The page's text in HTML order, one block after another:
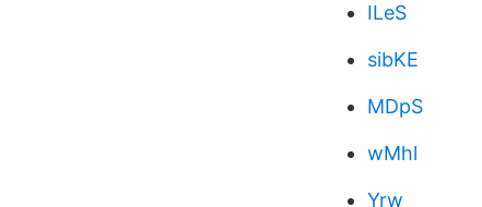
ILeS
sibKE
MDpS
wMhl
Yrw